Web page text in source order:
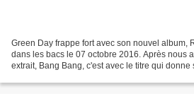
Green Day frappe fort avec son nouvel album,
dans les bacs le 07 octobre 2016. Après nous
extrait, Bang Bang, c'est avec le titre qui donne